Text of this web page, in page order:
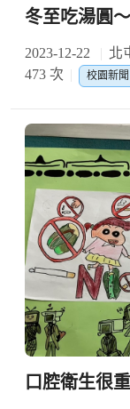
冬至吃湯圓～
2023-12-22 北
473 次
校園新聞
口腔衛生很